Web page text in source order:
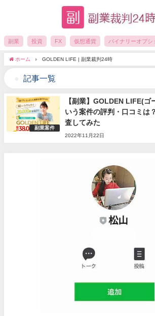
副業 投資 FX 仮想通貨 バイナリーオプシ
ホーム GOLDEN LIFE | 副業裁判24時
記事一覧
副業案件
【副業】GOLDEN LIFE(ゴ
いう案件の評判・口コミは
査してみた
2022年11月22日